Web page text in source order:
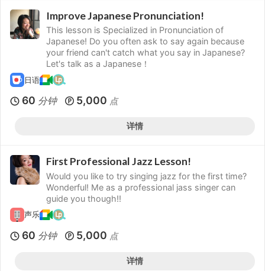
Improve Japanese Pronunciation!
This lesson is Specialized in Pronunciation of
Japanese! Do you often ask to say again because
your friend can't catch what you say in Japanese?
Let's talk as a Japanese！
日语
60 分钟 5,000 点
详情
First Professional Jazz Lesson!
Would you like to try singing jazz for the first time?
Wonderful! Me as a professional jass singer can
guide you though!!
声乐
60 分钟 5,000 点
详情